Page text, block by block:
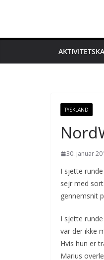
TYSKLAND
30. januar
I sjette
sejr med
gennemsnit
I sjette
var der ikke
Hvis hun er
Marius